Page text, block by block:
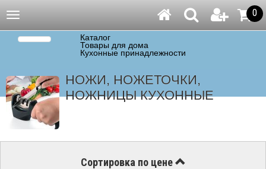
Навигация 0
Каталог
Товары для дома
Кухонные принадлежности
НОЖИ, НОЖЕТОЧКИ,
НОЖНИЦЫ КУХОННЫЕ
Сортировка по цене